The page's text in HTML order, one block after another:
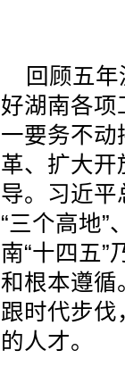
回顾五
好湖南各项
一要务不动
革、扩大开
导。习近平
“三个高地”
南“十四五”
和根本遵循
跟时代步
的人才。